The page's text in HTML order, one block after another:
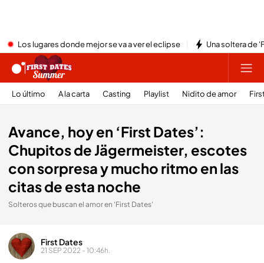
Los lugares donde mejor se va a ver el eclipse Una soltera de
Lo último A la carta Casting Playlist Nidito de amor
Avance, hoy en ‘First Dates’:
Chupitos de Jägermeister, escotes
con sorpresa y mucho ritmo en las
citas de esta noche
Solteros que buscan el amor en 'First Dates'
First Dates
21 SEP 2022 - 10:46h.